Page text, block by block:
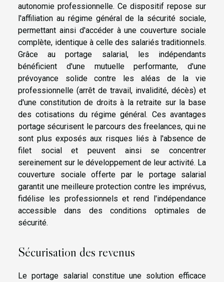
autonomie professionnelle. Ce dispositif repose sur
l'affiliation au régime général de la sécurité sociale,
permettant ainsi d'accéder à une couverture sociale
complète, identique à celle des salariés traditionnels.
Grâce au portage salarial, les indépendants
bénéficient d'une mutuelle performante, d'une
prévoyance solide contre les aléas de la vie
professionnelle (arrêt de travail, invalidité, décès) et
d'une constitution de droits à la retraite sur la base
des cotisations du régime général. Ces avantages
portage sécurisent le parcours des freelances, qui ne
sont plus exposés aux risques liés à l'absence de
filet social et peuvent ainsi se concentrer
sereinement sur le développement de leur activité. La
couverture sociale offerte par le portage salarial
garantit une meilleure protection contre les imprévus,
fidélise les professionnels et rend l'indépendance
accessible dans des conditions optimales de
sécurité.
Sécurisation des revenus
Le portage salarial constitue une solution efficace